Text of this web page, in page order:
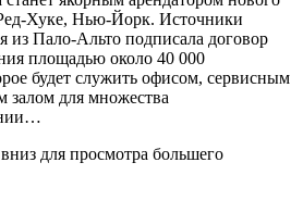
Хуке, Нью-Йорк. Источники
из Пало-Альто подписала договор
площадью около 40 000
будет служить офисом, сервисным
залом для множества
для просмотра большего